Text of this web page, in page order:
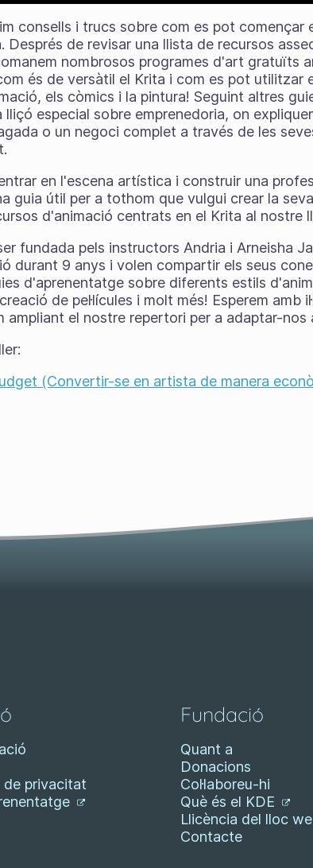
consells i trucs sobre com es pot
de revisar una llista de recursos
nombrosos programes d'art gratuïts
és de versàtil el Krita i com es pot utilitzar
els còmics i la pintura! Seguint altres
especial sobre emprenedoria, on
o un negoci complet a través de les
en l'escena artística i construir una
guia útil per a tothom que vulgui crear la
d'animació centrats en el Krita al nostre
fundada pels instructors Andria i Arneisha
durant 9 anys i volen compartir els seus
d'aprenentatge sobre diferents estils
de pel·lícules i molt més! Esperem amb
ampliant el nostre repertori per a adaptar-nos
(Convertir-se en artista de manera
de privacitat
Fundació
Quant a
Donacions
Col·laboreu-hi
Què és el KDE
Llicència del lloc
Contacte